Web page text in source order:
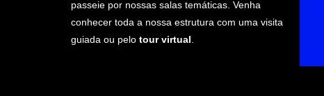
passeie por nossas salas temáticas. Venha
conhecer toda a nossa estrutura com uma visita
guiada ou pelo tour virtual